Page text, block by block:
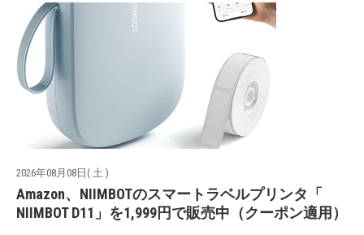
2026年08月08日( 土 )
Amazon、NIIMBOTのスマートラベルプリンタ「
NIIMBOT D11」を1,999円で販売中（クーポン適用）